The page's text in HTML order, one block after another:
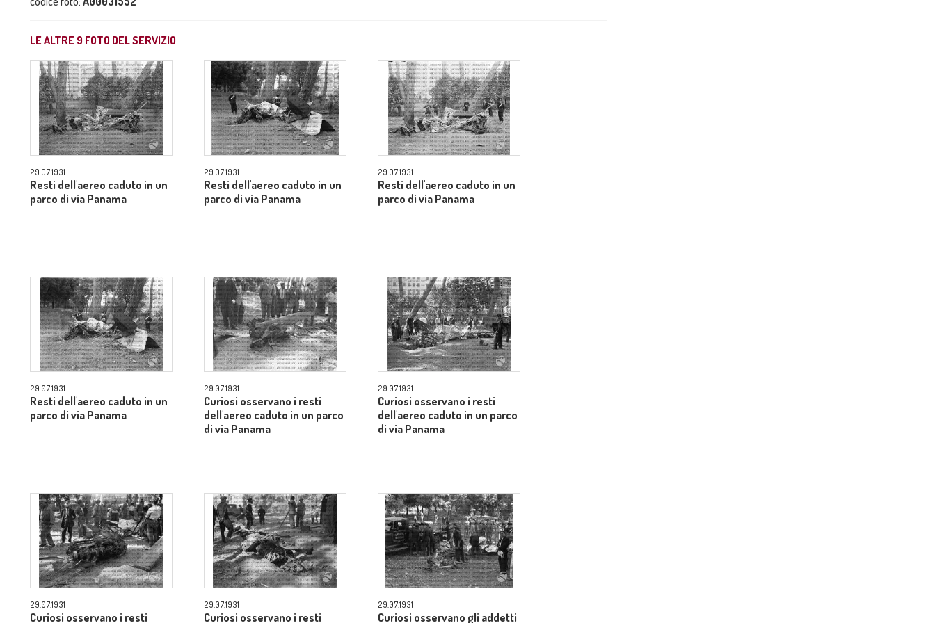
LE ALTRE 9 FOTO DEL SERVIZIO
29.07.1931
Resti dell'aereo caduto in un
parco di via Panama
29.07.1931
Resti dell'aereo caduto in un
parco di via Panama
29.07.1931
Resti dell'aereo caduto in un
parco di via Panama
29.07.1931
Resti dell'aereo caduto in un
parco di via Panama
29.07.1931
Curiosi osservano i resti
dell'aereo caduto in un parco
di via Panama
29.07.1931
Curiosi osservano i resti
dell'aereo caduto in un parco
di via Panama
29.07.1931
Curiosi osservano i resti
29.07.1931
Curiosi osservano i resti
29.07.1931
Curiosi osservano gli addetti